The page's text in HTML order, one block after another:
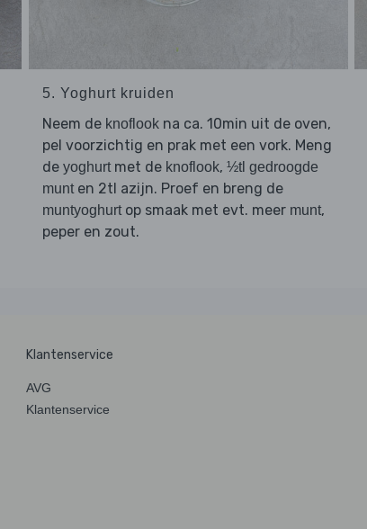
5. Yoghurt kruiden
Neem de knoflookna ca. 10min uit de oven,
pel voorzichtig en prak met een vork. Meng
de yoghurtmet de knoflook, ½tl gedroogde
munten 2tl azijn. Proef en breng de
muntyoghurtop smaak met evt. meer munt,
peper en zout.
Klantenservice
AVG
Klantenservice